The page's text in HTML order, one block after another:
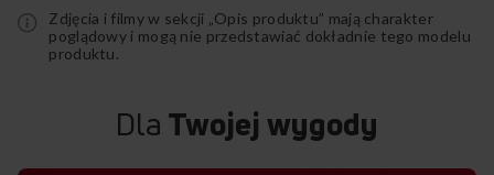
Zdjęcia i filmy w sekcji „Opis produktu” mają charakter
poglądowy i mogą nie przedstawiać dokładnie tego modelu
produktu.
Dla Twojej wygody